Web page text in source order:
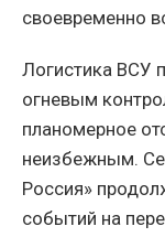
своевременно
Логистика ВСУ
огневым
планомерное
неизбежным.
Россия»
событий на